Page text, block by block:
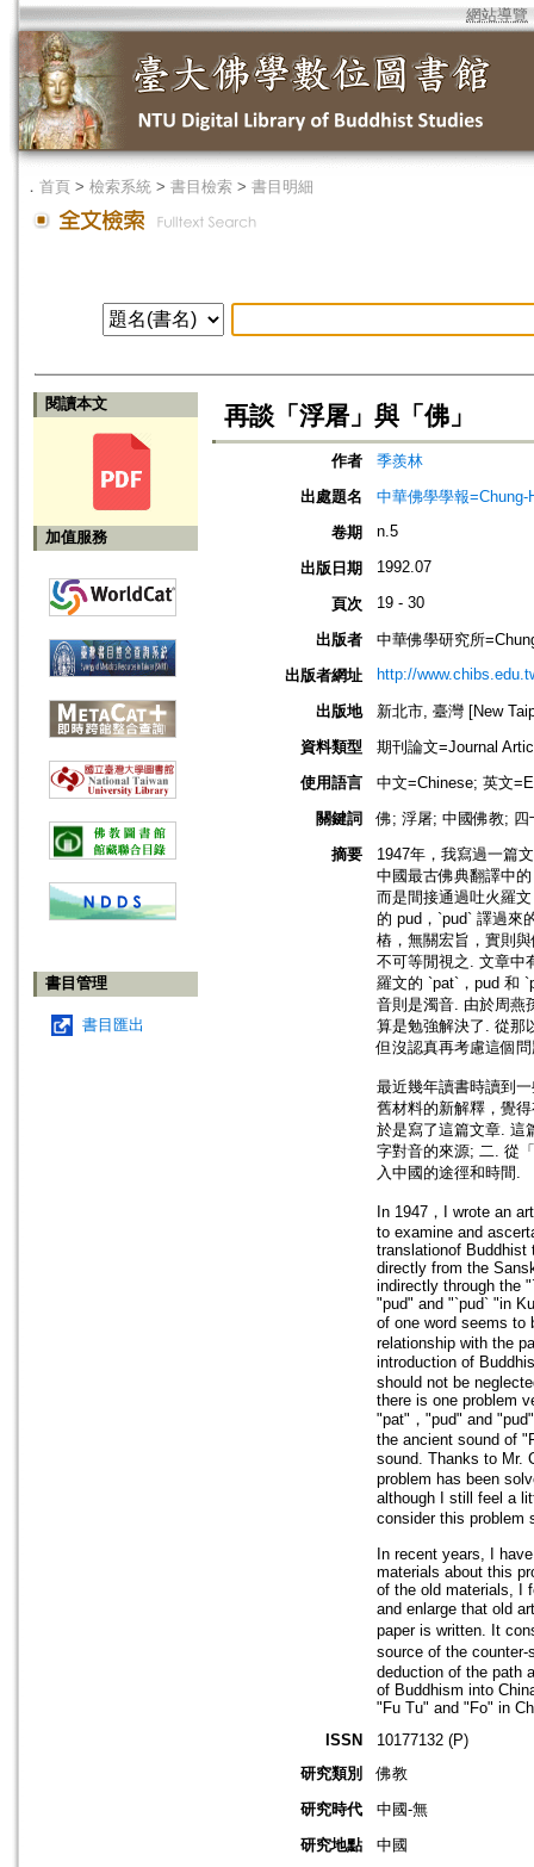
網站導覽
． 首頁 > 檢索系統 > 書目檢索 > 書目明細
閱讀本文
加值服務
書目管理
書目匯出
再談「浮屠」與「佛」
作者
季羨林
出處題名
中華佛學學報
卷期
n.5
出版日期 1992.07
頁次 19 - 30
出版者
中華佛學研究所
出版者網址
http://
出版地
新北市, 臺灣 [New
資料類型
期刊論文=Journal
使用語言
中文=Chinese; 英文
關鍵詞
佛; 浮屠; 中國佛教; 四
摘要
1947年，我寫過一篇
中國最古佛典翻譯中
而是間接通過吐火羅
的 pud，`pud` 譯過來
樁，無關宏旨，實則
不可等閒視之. 文章中
羅文的 `pat`，pud 和
音則是濁音. 由於周燕
算是勉強解決了. 從那
但沒認真再考慮這個
最近幾年讀書時讀到
舊材料的新解釋，覺
於是寫了這篇文章. 這
字對音的來源; 二. 從
入中國的途徑和時間.
In 1947，I wrote an
to examine and
translationof Buddhist
directly from the
indirectly through the
"pud" and "`pud` "in
of one word seems to
relationship with the
introduction of
should not be
there is one problem
"pat"，"pud" and
the ancient sound of
sound. Thanks to Mr.
problem has been
although I still feel a
consider this problem
In recent years, I
materials about this
of the old materials, I
and enlarge that old
paper is written. It
source of the counter-
deduction of the path
of Buddhism into
"Fu Tu" and "Fo" in
ISSN
10177132 (P)
研究類別
佛教
研究時代
中國-無
研究地點
中國